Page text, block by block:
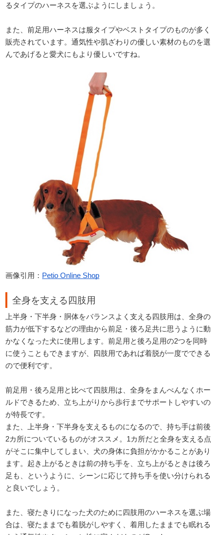
るタイプのハーネスを選ぶようにしましょう。
また、前足用ハーネスは服タイプやベストタイプのものが多く
販売されています。通気性や肌ざわりの優しい素材のものを選
んであげると愛犬にもより優しいですね。
画像引用： Petio Online Shop
全身を支える四肢用
上半身・下半身・胴体をバランスよく支える四肢用は、全身の
筋力が低下するなどの理由から前足・後ろ足共に思うように動
かなくなった犬に使用します。前足用と後ろ足用の2つを同時
に使うこともできますが、四肢用であれば着脱が一度でできる
ので便利です。
前足用・後ろ足用と比べて四肢用は、全身をまんべんなくホー
ルドできるため、立ち上がりから歩行までサポートしやすいの
が特長です。
また、上半身・下半身を支えるものになるので、持ち手は前後
2カ所についているものがオススメ。1カ所だと全身を支える点
がそこに集中してしまい、犬の身体に負担がかかることがあり
ます。起き上がるときは前の持ち手を、立ち上がるときは後ろ
足も、というように、シーンに応じて持ち手を使い分けられる
と良いでしょう。
また、寝たきりになった犬のために四肢用のハーネスを選ぶ場
合は、寝たままでも着脱がしやすく、着用したままでも眠れる